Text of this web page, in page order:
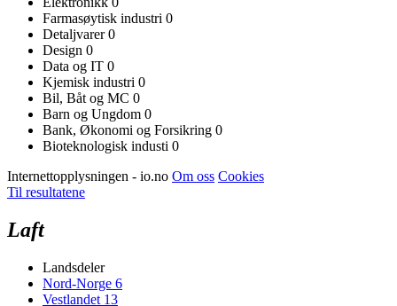
Farmasøytisk industri 0
Detaljvarer0
Design 0
Data og IT 0
Kjemisk industri 0
Bil, Båt og MC 0
Barn og Ungdom 0
Bank, Økonomi og Forsikring 0
Bioteknologisk industi 0
Internettopplysningen - io.no Om oss Cookies
Til resultatene
Laft
Landsdeler
Nord-Norge 6
Vestlandet 13